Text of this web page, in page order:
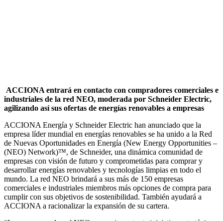
ACCIONA entrará en contacto con compradores comerciales e
industriales de la red NEO, moderada por Schneider Electric,
agilizando así sus ofertas de energías renovables a empresas
ACCIONA Energía y Schneider Electric han anunciado que la
empresa líder mundial en energías renovables se ha unido a la Red
de Nuevas Oportunidades en Energía (New Energy Opportunities –
(NEO) Network)™, de Schneider, una dinámica comunidad de
empresas con visión de futuro y comprometidas para comprar y
desarrollar energías renovables y tecnologías limpias en todo el
mundo. La red NEO brindará a sus más de 150 empresas
comerciales e industriales miembros más opciones de compra para
cumplir con sus objetivos de sostenibilidad. También ayudará a
ACCIONA a racionalizar la expansión de su cartera.